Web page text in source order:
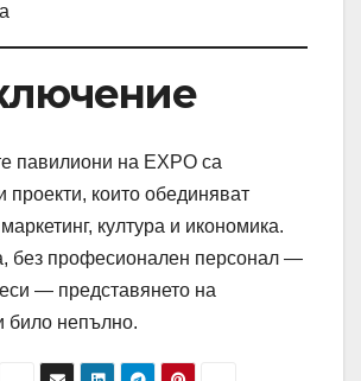
павилиони на EXPO са
проекти, които обединяват
култура и икономика.
без професионален персонал —
— представянето на
било непълно.